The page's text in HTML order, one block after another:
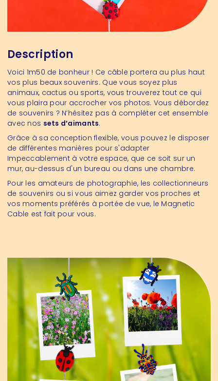
Description
Voici 1m50 de bonheur ! Ce câble portera au plus haut
vos plus beaux souvenirs. Que vous soyez plus
animaux, cactus ou sports, vous trouverez tout ce qui
vous plaira pour accrocher vos photos. Vous débordez
de souvenirs ? N’hésitez pas à compléter cet ensemble
avec nos sets d’aimants.
Grâce à sa conception flexible, vous pouvez le disposer
de différentes manières pour s'adapter
Impeccablement à votre espace, que ce soit sur un
mur, au-dessus d'un bureau ou dans une chambre.
Pour les amateurs de photographie, les collectionneurs
de souvenirs ou si vous aimez garder vos proches et
vos moments préférés à portée de vue, le Magnetic
Cable est fait pour vous.